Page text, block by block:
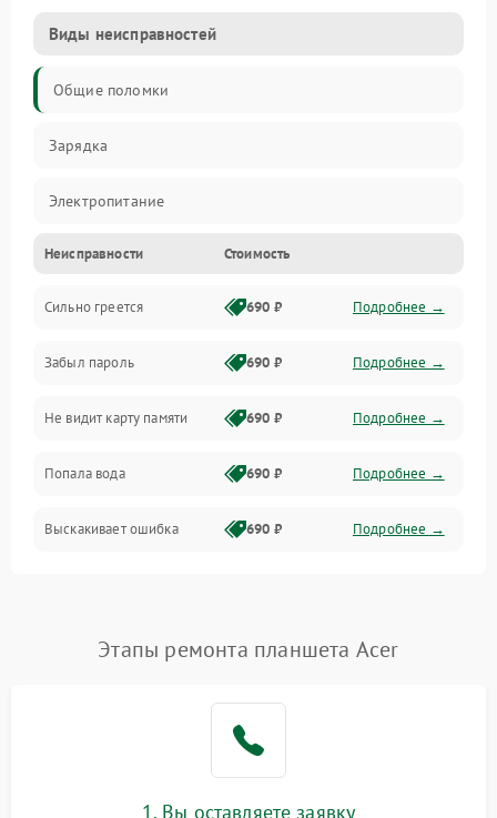
Виды неисправностей
Общие поломки
Зарядка
Электропитание
Экран и изображение
Дисплей
Экран (дисплей)
Связь
Разговор (микрофон, динамик)
Перегрев и нестабильная работа
Сеть и интернет
Память и данные
Неисправности Стоимость
Сильно греется 690 ₽ Подробнее →
Забыл пароль 690 ₽ Подробнее →
Не видит карту памяти 690 ₽ Подробнее →
Попала вода 690 ₽ Подробнее →
Выскакивает ошибка 690 ₽ Подробнее →
Этапы ремонта планшета Acer
1. Вы оставляете заявку